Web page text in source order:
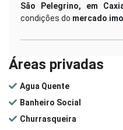
São Pelegrino, em
condições do mercado
Áreas privadas
Agua Quente
Banheiro Social
Churrasqueira